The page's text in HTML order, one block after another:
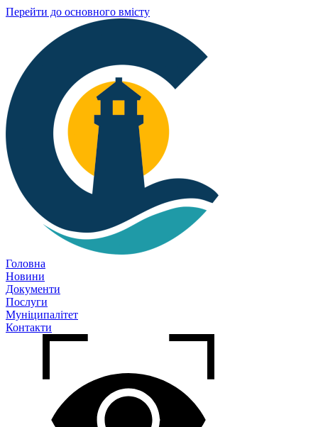
Перейти до основного вмісту
Головна
Новини
Документи
Послуги
Муніципалітет
Контакти